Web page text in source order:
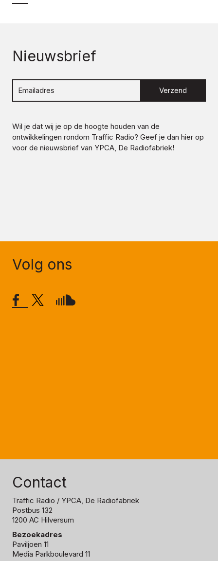
Nieuwsbrief
Verzend
Wil je dat wij je op de hoogte houden van de
ontwikkelingen rondom Traffic Radio? Geef je dan hier op
voor de nieuwsbrief van YPCA, De Radiofabriek!
Volg ons
Contact
Traffic Radio / YPCA, De Radiofabriek
Postbus 132
1200 AC Hilversum
Bezoekadres
Paviljoen 11
Media Parkboulevard 11